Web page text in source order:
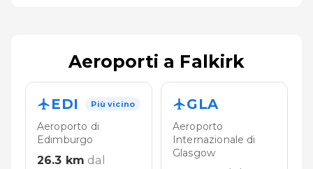
Aeroporti a Falkirk
EDI Più vicino
Aeroporto di
Edimburgo
26.3 km dal
GLA
Aeroporto
Internazionale di
Glasgow